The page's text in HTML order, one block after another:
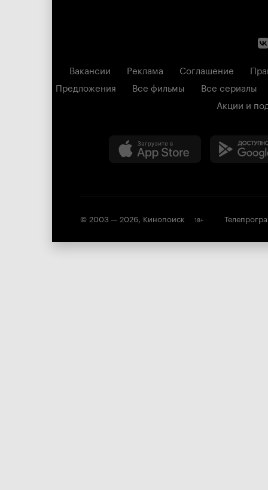
Вакансии Реклама Соглашение
Предложения
Все фильмы
Все сериалы
Акции и
© 2003 — 2026, Кинопоиск 18+